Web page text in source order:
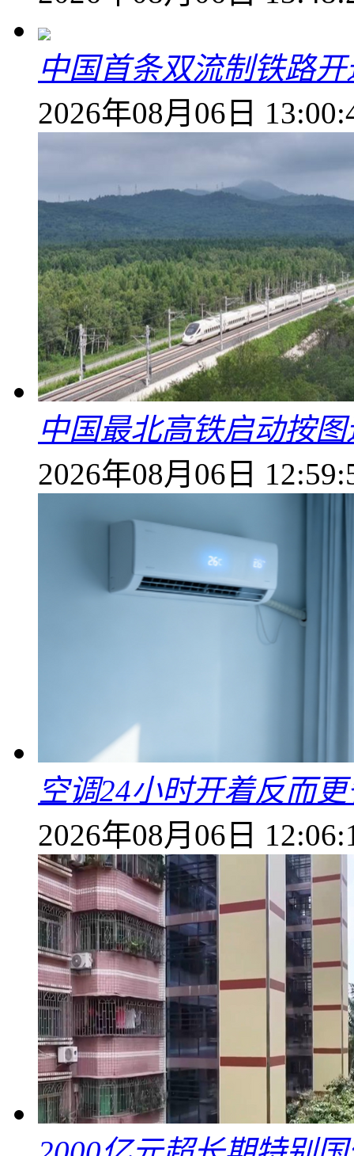
中国首条双流制铁路
2026年08月06日
中国最北高铁启动按
2026年08月06日
空调24小时开着反而
2026年08月06日